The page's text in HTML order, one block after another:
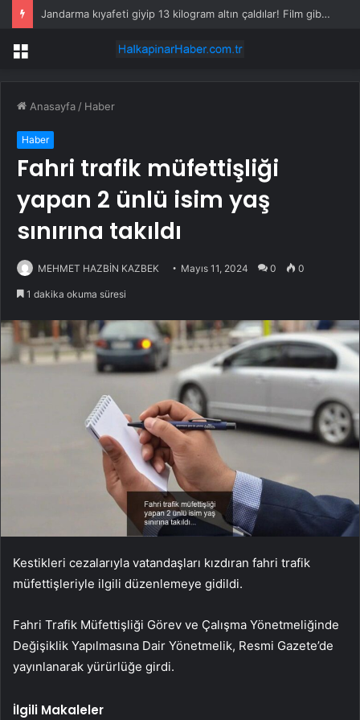
Jandarma kıyafeti giyip 13 kilogram altın çaldılar! Film gibi soygun cezaevinde bitti
Menü
Anasayfa / Haber
Haber
Fahri trafik müfettişliği
yapan 2 ünlü isim yaş
sınırına takıldı
MEHMET HAZBİN KAZBEK Mayıs 11, 2024 0 0
1 dakika okuma süresi
Kestikleri cezalarıyla vatandaşları kızdıran fahri trafik
müfettişleriyle ilgili düzenlemeye gidildi.
Fahri Trafik Müfettişliği Görev ve Çalışma Yönetmeliğinde
Değişiklik Yapılmasına Dair Yönetmelik, Resmi Gazete’de
yayınlanarak yürürlüğe girdi.
İlgili Makaleler